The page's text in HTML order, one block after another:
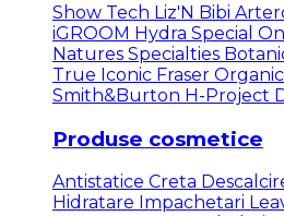
Show Tech Liz'N Bibi
iGROOM Hydra Special
Natures Specialties
True Iconic Fraser
Smith&Burton H-Project
Produse cosmetice
Antistatice Creta
Hidratare Impachetari